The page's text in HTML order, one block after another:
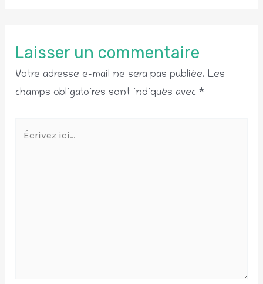
Laisser un commentaire
Votre adresse e-mail ne sera pas publiée. Les
champs obligatoires sont indiqués avec *